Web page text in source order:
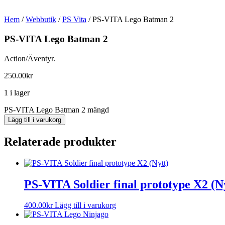
Hem /Webbutik /PS Vita / PS-VITA Lego Batman 2
PS-VITA Lego Batman 2
Action/Äventyr.
250.00kr
1 i lager
PS-VITA Lego Batman 2 mängd
Lägg till i varukorg
Relaterade produkter
PS-VITA Soldier final prototype X2
400.00kr Lägg till i varukorg